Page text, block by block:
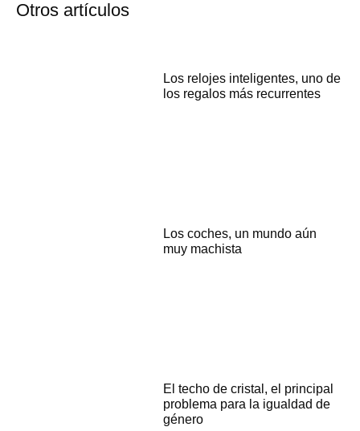
Otros artículos
Los relojes inteligentes, uno de
los regalos más recurrentes
Los coches, un mundo aún
muy machista
El techo de cristal, el principal
problema para la igualdad de
género